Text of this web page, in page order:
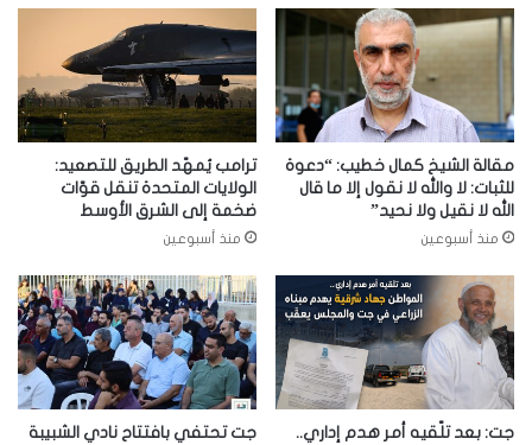
مقالة الشيخ كمال خطيب: “دعوة
للثبات: لا والله لا نقول إلا ما قال
الله لا نقيل ولا نحيد”
منذ أسبوعين
ترامب يُمهّد الطريق للتصعيد:
الولايات المتحدة تنقل قوّات
ضخمة إلى الشرق الأوسط
منذ أسبوعين
جت: بعد تلّقيه أمر هدم إداري..
جت تحتفي بافتتاح نادي الشبيبة